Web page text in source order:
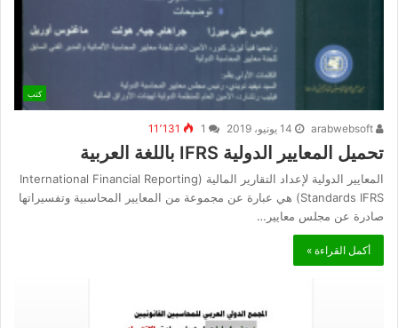
كتب
14 يونيو، 2019 11٬131
تحميل المعايير الدولية IFRS باللغة العربية
المعايير الدولية لإعداد التقارير المالية (International Financial Reporting
Standards IFRS) هي عبارة عن مجموعة من المعايير المحاسبية وتفسيراتها
صادرة عن مجلس معايير…
أكمل القراءة »